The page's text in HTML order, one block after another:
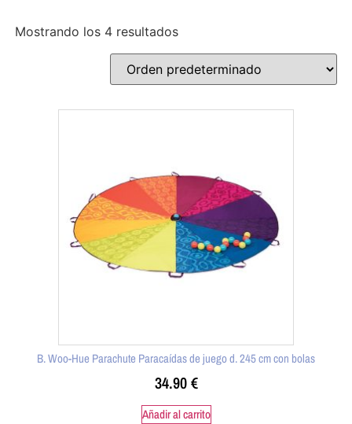
Mostrando los 4 resultados
B. Woo-Hue Parachute Paracaídas de juego d. 245 cm con bolas
34.90€
Añadir al carrito